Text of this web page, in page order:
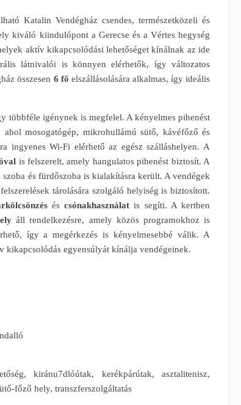
Katalin Vendégház csendes, természetközeli és
kiváló kiindulópont a Gerecse és a Vértes hegység
aktív kikapcsolódási lehetőséget kínálnak az ide
látnivalói is könnyen elérhetők, így változatos
összesen 6 fő elszállásolására alkalmas, így ideális
többféle igénynek is megfelel. A kényelmes pihenést
mosogatógép, mikrohullámú sütő, kávéfőző és
ingyenes Wi-Fi elérhető az egész szálláshelyen. A
is felszerelt, amely hangulatos pihenést biztosít. A
és fürdőszoba is kialakításra került. A vendégek
tárolására szolgáló helyiség is biztosított.
éscsónakhasználat is segíti. A kertben
áll rendelkezésre, amely közös programokhoz is
így a megérkezés is kényelmesebbé válik. A
kikapcsolódás egyensúlyát kínálja vendégeinek.
kiránu7dlóútak, kerékpárútak, asztalitenisz,
főző hely, transzferszolgáltatás